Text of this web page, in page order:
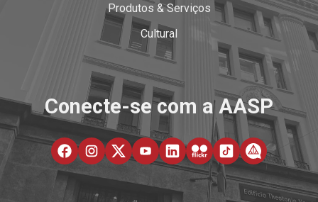
Produtos & Serviços
Cultural
Conecte-se com a AASP